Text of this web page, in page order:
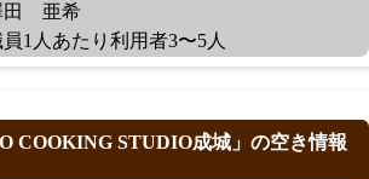
田 亜希
1人あたり利用者3〜5人
COOKING STUDIO成城」の空き情報